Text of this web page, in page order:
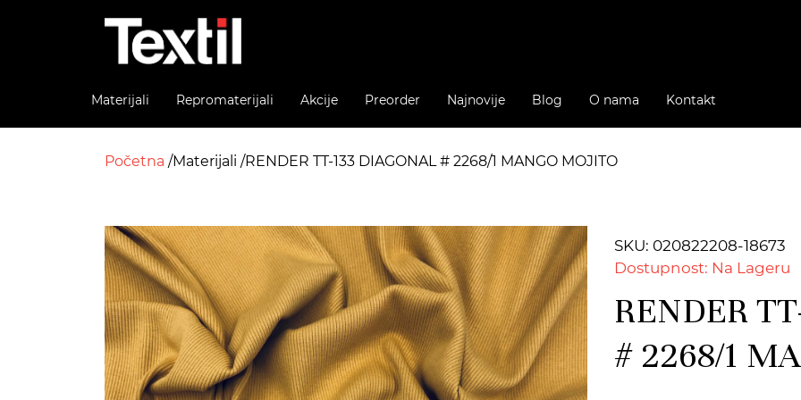
Materijali Repromaterijali Akcije Preorder Najnovije Blog O nama Kontakt
Početna Materijali RENDER TT-133 DIAGONAL # 2268/1 MANGO MOJITO
SKU: 020822208-18673
Dostupnost: Na Lageru
RENDER
# 2268/1